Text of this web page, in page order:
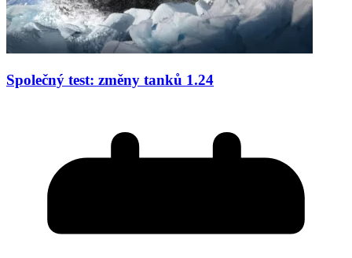
Společný test: změny tanků 1.24